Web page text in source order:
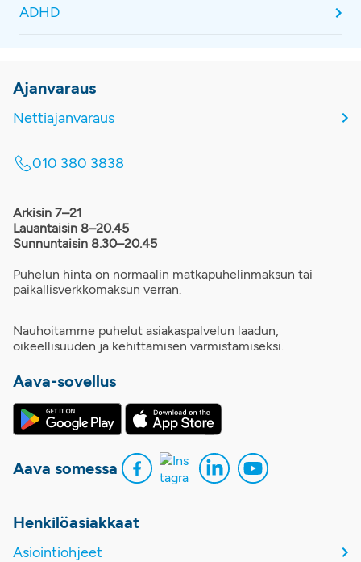
ADHD
Ajanvaraus
Nettiajanvaraus
010 380 3838
Arkisin 7–21
Lauantaisin 8–20.45
Sunnuntaisin 8.30–20.45
Puhelun hinta on normaalin matkapuhelinmaksun tai
paikallisverkkomaksun verran.
Nauhoitamme puhelut asiakaspalvelun laadun,
oikeellisuuden ja kehittämisen varmistamiseksi.
Aava-sovellus
Aava somessa
Henkilöasiakkaat
Asiointiohjeet